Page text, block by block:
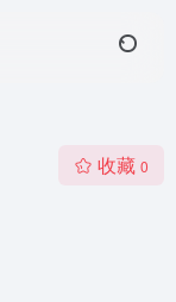
收藏 0